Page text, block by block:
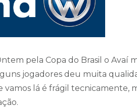
pela Copa do Brasil o
jogadores deu muita
vamos lá é frágil tecnicamente,